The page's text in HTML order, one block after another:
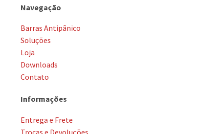
Navegação
Barras Antipânico
Soluções
Loja
Downloads
Contato
Informações
Entrega e Frete
Trocas e Devoluções